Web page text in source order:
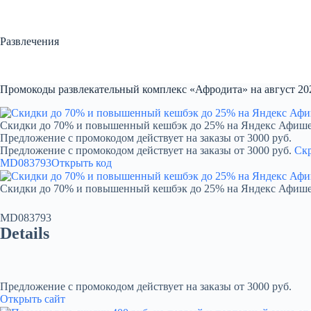
Развлечения
Промокоды развлекательный комплекс «Афродита» на август
Скидки до 70% и повышенный кешбэк до 25% на Яндекс
Предложение с промокодом действует на заказы от 3000 руб.
Предложение с промокодом действует на заказы от 3000 руб.
MD083793Открыть код
Скидки до 70% и повышенный кешбэк до 25% на Яндекс
MD083793
Details
Предложение с промокодом действует на заказы от 3000 руб.
Открыть сайт